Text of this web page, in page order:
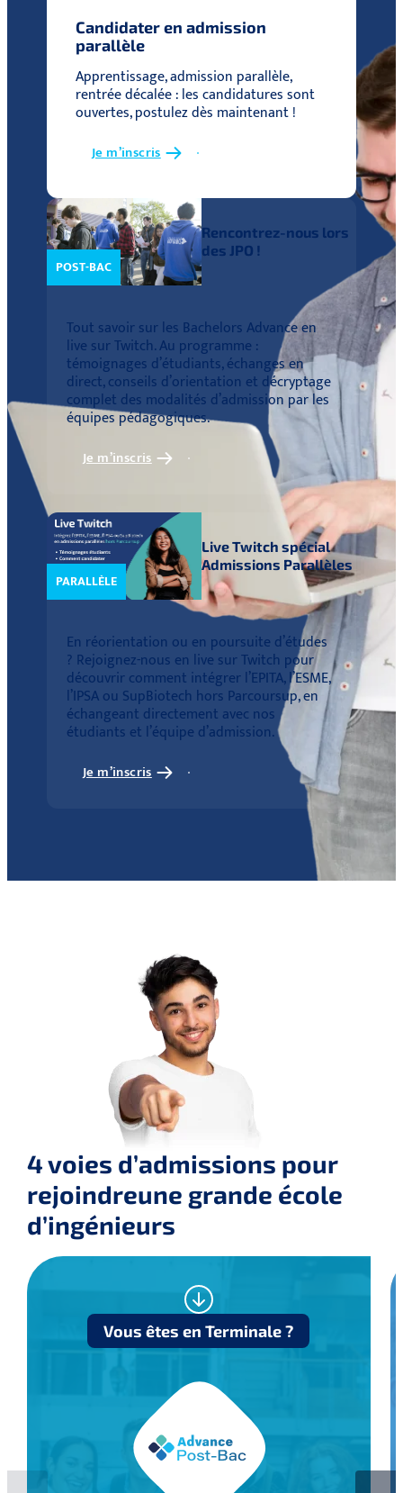
Candidater en admission
parallèle
Apprentissage, admission parallèle,
rentrée décalée : les candidatures sont
ouvertes, postulez dès maintenant !
Je m’inscris
POST-BAC
Rencontrez-nous lors
des JPO !
Tout savoir sur les Bachelors Advance en
live sur Twitch. Au programme :
témoignages d’étudiants, échanges en
direct, conseils d’orientation et décryptage
complet des modalités d’admission par les
équipes pédagogiques.
Je m’inscris
PARALLÈLE
Live Twitch spécial
Admissions Parallèles
En réorientation ou en poursuite d’études
? Rejoignez-nous en live sur Twitch pour
découvrir comment intégrer l’EPITA, l’ESME,
l’IPSA ou SupBiotech hors Parcoursup, en
échangeant directement avec nos
étudiants et l’équipe d’admission.
Je m’inscris
4 voies d’admissions pour
rejoindreune grande école
d’ingénieurs
Vous êtes en Terminale ?